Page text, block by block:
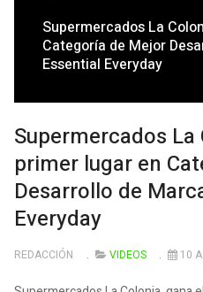
Supermercados La
Categoría de Mejor
Essential Everyday
Supermercados La
primer lugar en
Desarrollo de
Everyday
REDACCIÓN VIDEOS 10